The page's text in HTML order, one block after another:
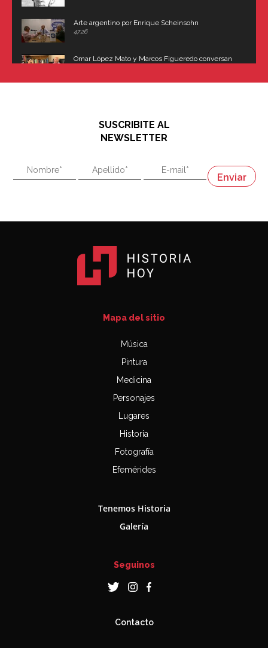
Arte argentino por Enrique Scheinsohn
47:26
Omar López Mato y Marcos Figueredo conversan
"En política, la estupidez no es una desventaja"
"En política, la estupidez no es una desventaja"
Napoleón
SUSCRIBITE AL
NEWSLETTER
Mapa del sitio
Música
Pintura
Medicina
Personajes
Lugares
Historia
Fotografía
Efemérides
Tenemos Historia
Galería
Seguinos
Contacto